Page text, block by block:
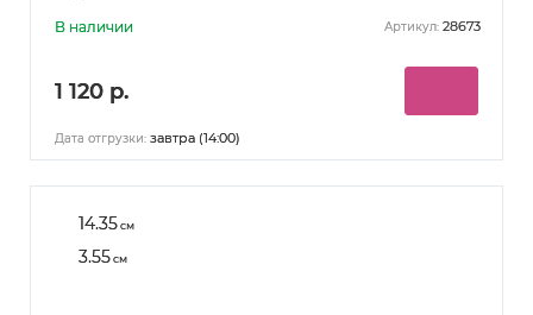
В наличии Артикул: 28673
1 120 р.
Дата отгрузки: завтра (14:00)
14.35см
3.55см